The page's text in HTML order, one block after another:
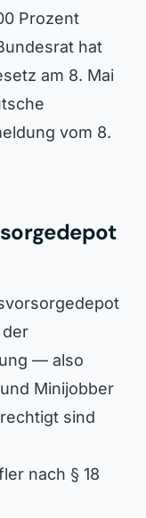
Prozent
hat
am 8. Mai
vom 8.
— also
Minijobber
sind
nach § 18